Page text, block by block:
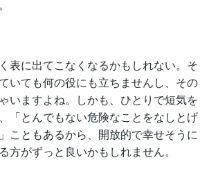
表に出てこなくなるかもしれない。そ
いても何の役にも立ちませんし、その
いますよね。しかも、ひとりで短気を
「とんでもない危険なことをなしとげ
こともあるから、開放的で幸せそうに
方がずっと良いかもしれません。